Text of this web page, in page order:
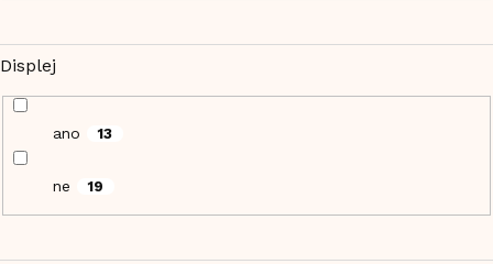
Displej
ano 13
ne 19